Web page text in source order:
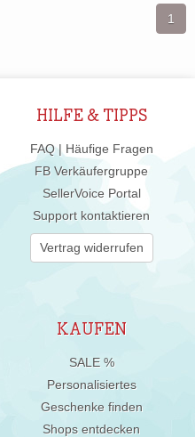
1
HILFE & TIPPS
FAQ | Häufige Fragen
FB Verkäufergruppe
SellerVoice Portal
Support kontaktieren
Vertrag widerrufen
KAUFEN
SALE %
Personalisiertes
Geschenke finden
Shops entdecken